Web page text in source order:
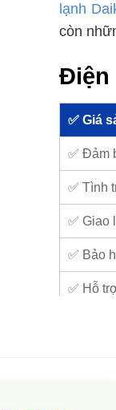
lạnh
còn
Điện
✅ Giá
✅ Đảm
✅ Tình
✅ Giao
✅ Bảo
✅ Hỗ
1.